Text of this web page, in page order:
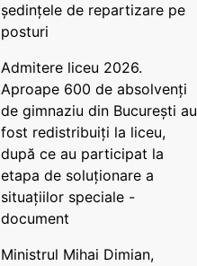
ședințele de repartizare pe
posturi
Admitere liceu 2026.
Aproape 600 de absolvenți
de gimnaziu din București au
fost redistribuiți la liceu,
după ce au participat la
etapa de soluționare a
situațiilor speciale -
document
Ministrul Mihai Dimian,